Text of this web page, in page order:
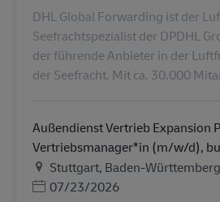
DHL Global Forwarding ist der
Seefrachtspezialist der DPDHL
der führende Anbieter in der
der Seefracht. Mit ca. 30.000
Außendienst Vertrieb Expansion
Vertriebsmanager*in (m/w/d),
Местоположение
Stuttgart, Baden-
Дата публикации
07/23/2026